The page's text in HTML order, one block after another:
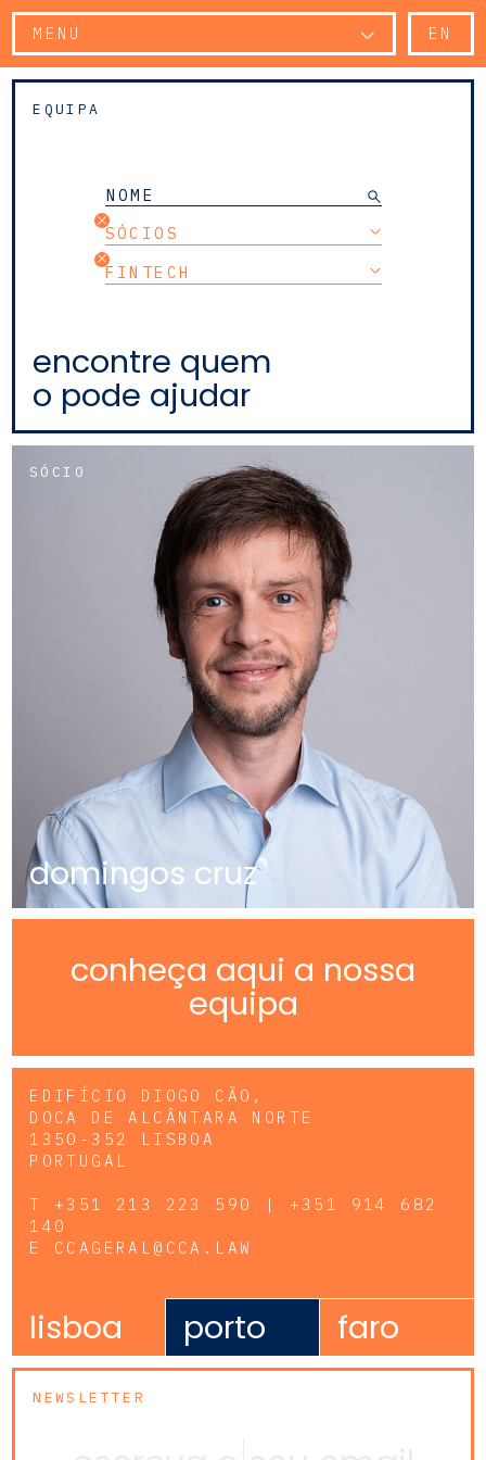
MENU EN
EQUIPA
SÓCIOS
FINTECH
encontre quem
o pode ajudar
SÓCIO
domingos cruz
conheça aqui a nossa
equipa
EDIFÍCIO DIOGO CÃO,
DOCA DE ALCÂNTARA NORTE
1350-352 LISBOA
PORTUGAL
T +351 213 223 590 | +351 914 682
140
E CCAGERAL@CCA.LAW
lisboa porto faro
NEWSLETTER